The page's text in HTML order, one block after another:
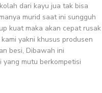
dari kayu jua tak bisa
murid saat ini sungguh
kuat maka akan cepat rusak
yakni khusus produsen
besi, Dibawah ini
yang mutu berkompetisi